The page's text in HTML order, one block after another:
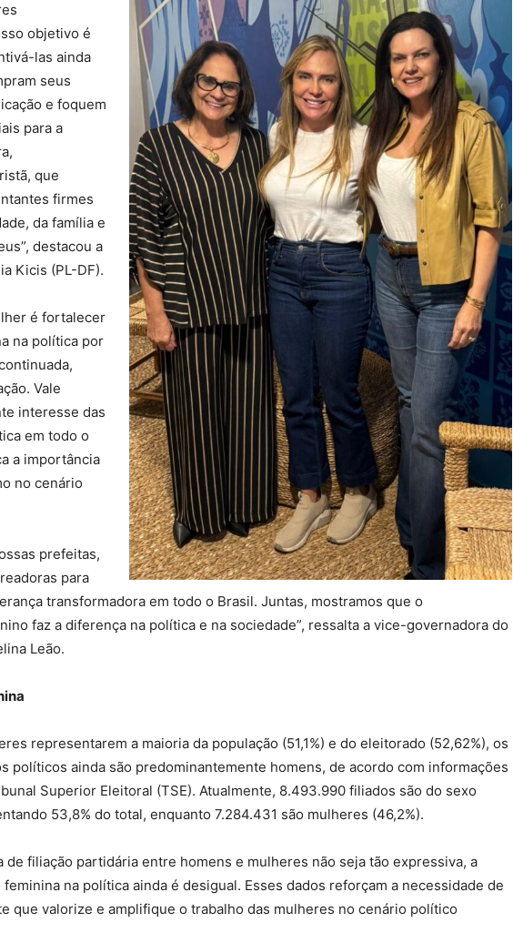
objetivo é
las ainda
seus
e foquem
para a
que
firmes
da família e
destacou a
Kicis (PL-DF).
é fortalecer
na política por
Vale
interesse das
em todo o
a importância
no cenário
prefeitas,
para
transformadora em todo o Brasil. Juntas, mostramos que o
faz a diferença na política e na sociedade”, ressalta a vice-governadora do
Leão.
representarem a maioria da população (51,1%) e do eleitorado (52,62%), os
políticos ainda são predominantemente homens, de acordo com informações
Superior Eleitoral (TSE). Atualmente, 8.493.990 filiados são do sexo
53,8% do total, enquanto 7.284.431 são mulheres (46,2%).
de filiação partidária entre homens e mulheres não seja tão expressiva, a
na política ainda é desigual. Esses dados reforçam a necessidade de
que valorize e amplifique o trabalho das mulheres no cenário político